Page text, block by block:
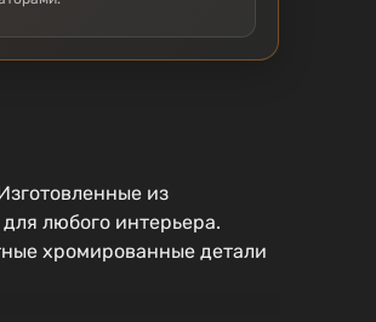
из
любого интерьера.
хромированные детали